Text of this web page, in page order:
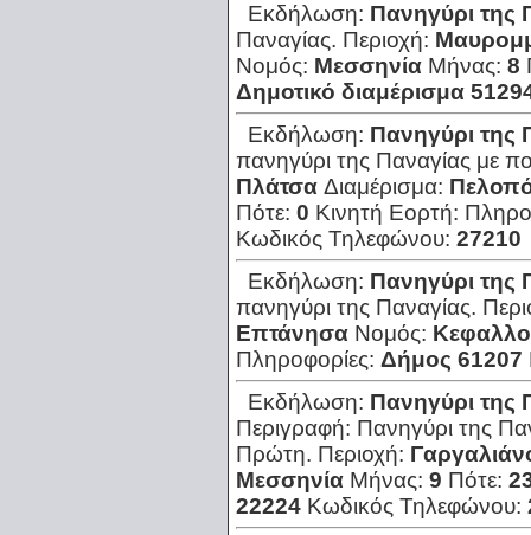
Εκδήλωση: Πανηγύρι της
Παναγίας. Περιοχή:
Νομός: Μεσσηνία Μήνας: 8
Δημοτικό διαμέρισμα
Εκδήλωση: Πανηγύρι της
πανηγύρι της Παναγίας με
Πλάτσα Διαμέρισμα:
Πότε: 0 Κινητή Εορτή:
Κωδικός Τηλεφώνου: 27210
Εκδήλωση: Πανηγύρι της
πανηγύρι της Παναγίας.
Επτάνησα Νομός:
Πληροφορίες: Δήμος 61207
Εκδήλωση: Πανηγύρι της
Περιγραφή: Πανηγύρι της
Πρώτη. Περιοχή:
Μεσσηνία Μήνας: 9 Πότε:
22224 Κωδικός Τηλεφώνου: